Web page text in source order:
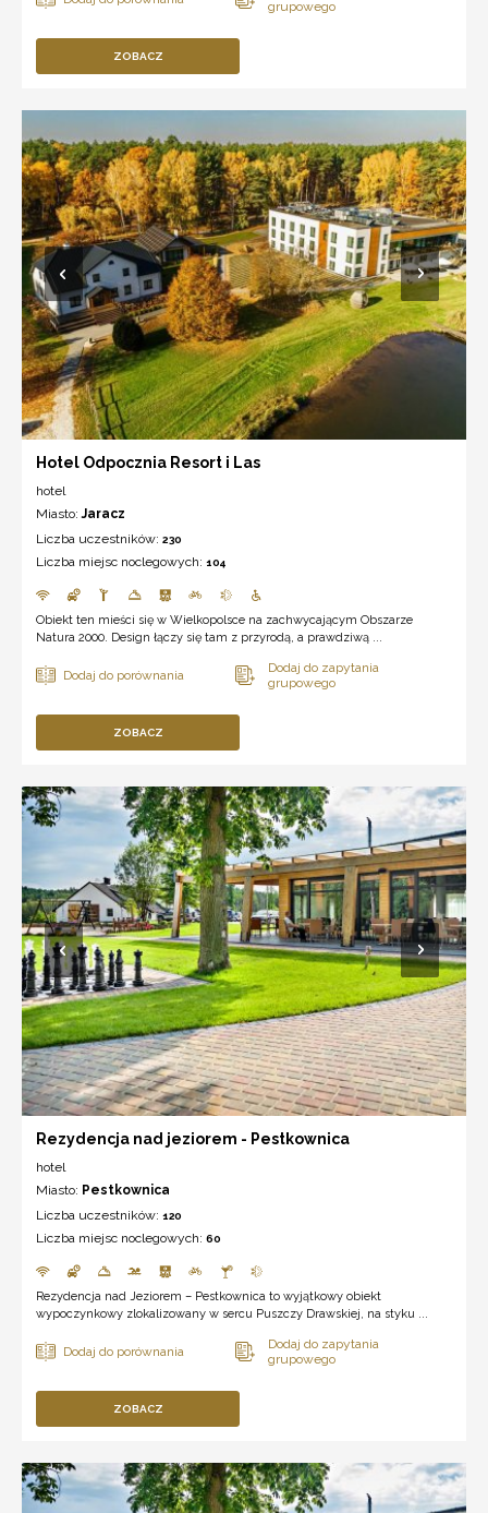
ZOBACZ
Hotel Odpocznia Resort i Las
hotel
Miasto:Jaracz
Liczba uczestników: 230
Liczba miejsc noclegowych: 104
Obiekt ten mieści się w Wielkopolsce na zachwycającym Obszarze
Natura 2000. Design łączy się tam z przyrodą, a prawdziwą ...
ZOBACZ
Rezydencja nad jeziorem - Pestkownica
hotel
Miasto: Pestkownica
Liczba uczestników: 120
Liczba miejsc noclegowych: 60
Rezydencja nad Jeziorem – Pestkownica to wyjątkowy obiekt
wypoczynkowy zlokalizowany w sercu Puszczy Drawskiej, na styku ...
ZOBACZ